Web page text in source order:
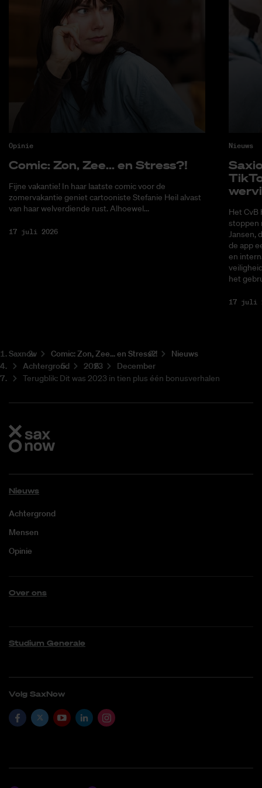
Opinie
Co­mic: Zon, Zee... en Stress?!
Fijne vakantie! In haar laatste comic voor de
zomervakantie geniet cartooniste Stefanie Heil alvast
van haar welverdiende rust. Alhoewel...
17 juli 2026
Nieuws
Het CvB
stoppen
Jansen,
de app
en
het
17 juli
Saxnow Co­mic: Zon, Zee... en Stress?!
Nieuws
Achtergrond
2023
December
Terugblik: Dit was 2023 in tien plus één bonusverhalen
Nieuws
Achtergrond
Mensen
Opinie
Over ons
Studium Generale
Volg SaxNow